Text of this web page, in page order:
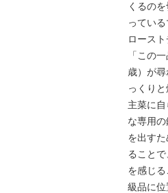
くるの
ってい
ロース
「この
歳）が
っくり
主菜に
な専用
を出す
ること
を感じ
級品に